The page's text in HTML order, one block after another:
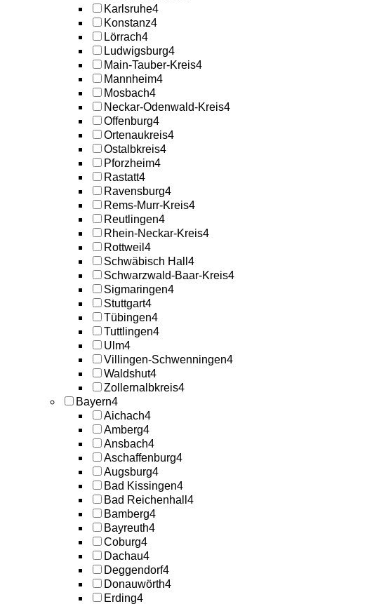
Karlsruhe4
Konstanz4
Lörrach4
Ludwigsburg4
Main-Tauber-Kreis4
Mannheim4
Mosbach4
Neckar-Odenwald-Kreis4
Offenburg4
Ortenaukreis4
Ostalbkreis4
Pforzheim4
Rastatt4
Ravensburg4
Rems-Murr-Kreis4
Reutlingen4
Rhein-Neckar-Kreis4
Rottweil 4
Schwäbisch Hall 4
Schwarzwald-Baar-Kreis4
Sigmaringen4
Stuttgart4
Tübingen4
Tuttlingen4
Ulm4
Villingen-Schwenningen4
Waldshut4
Zollernalbkreis4
Bayern4
Aichach4
Amberg4
Ansbach4
Aschaffenburg4
Augsburg4
Bad Kissingen4
Bad Reichenhall 4
Bamberg4
Bayreuth4
Coburg4
Dachau4
Deggendorf4
Donauwörth4
Erding4